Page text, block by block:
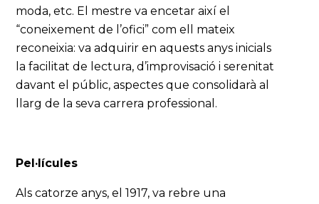
moda, etc. El mestre va encetar així el
“coneixement de l’ofici” com ell mateix
reconeixia: va adquirir en aquests anys inicials
la facilitat de lectura, d’improvisació i serenitat
davant el públic, aspectes que consolidarà al
llarg de la seva carrera professional.
Pel·lícules
Als catorze anys, el 1917, va rebre una